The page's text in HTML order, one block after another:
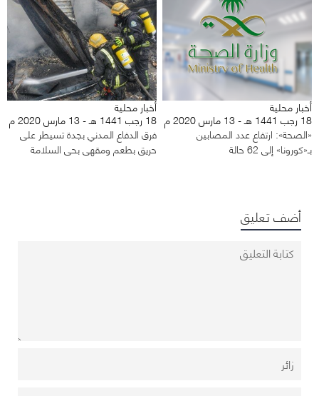
أخبار محلية
18 رجب 1441 هـ - 13 مارس 2020 م
«الصحة»: ارتفاع عدد المصابين
بـ«كورونا» إلى 62 حالة
أخبار محلية
18 رجب 1441 هـ - 13 مارس 2020 م
فرق الدفاع المدني بجدة تسيطر على
حريق بطعم ومقهى بحي السلامة
أضف تعليق